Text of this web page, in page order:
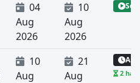
04
Aug
2026
10
Aug
2026
10
Aug
21
Aug
2 hari